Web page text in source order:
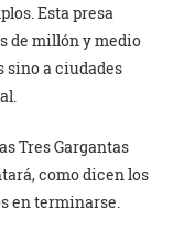
Esta presa
de millón y medio
sino a ciudades
Tres Gargantas
como dicen los
en terminarse.